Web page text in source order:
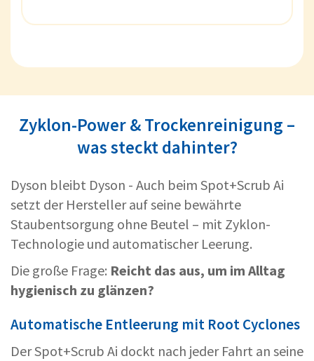
Zyklon-Power & Trockenreinigung –
was steckt dahinter?
Dyson bleibt Dyson - Auch beim Spot+Scrub Ai
setzt der Hersteller auf seine bewährte
Staubentsorgung ohne Beutel – mit Zyklon-
Technologie und automatischer Leerung.
Die große Frage: Reicht das aus, um im Alltag
hygienisch zu glänzen?
Automatische Entleerung mit Root Cyclones
Der Spot+Scrub Ai dockt nach jeder Fahrt an seine